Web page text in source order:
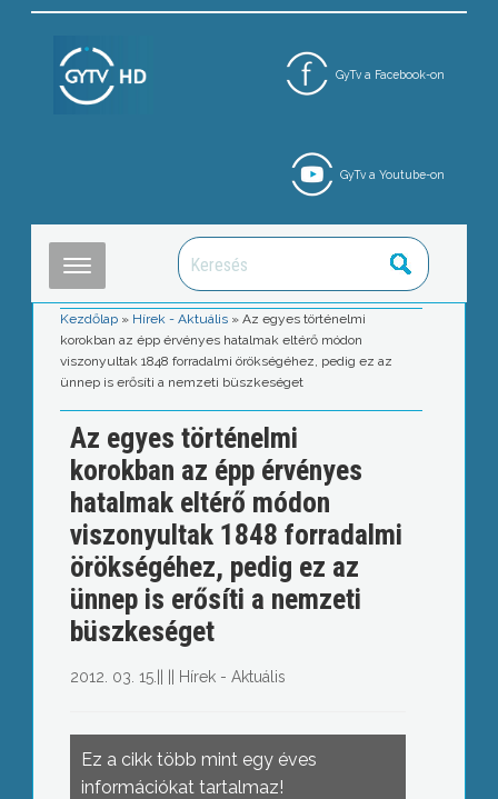
GyTv a Facebook-on
GyTv a Youtube-on
Kezdőlap » Hírek - Aktuális »Az egyes történelmi
korokban az épp érvényes hatalmak eltérő módon
viszonyultak 1848 forradalmi örökségéhez, pedig ez az
ünnep is erősíti a nemzeti büszkeséget
Az egyes történelmi
korokban az épp érvényes
hatalmak eltérő módon
viszonyultak 1848 forradalmi
örökségéhez, pedig ez az
ünnep is erősíti a nemzeti
büszkeséget
2012. 03. 15. Hírek - Aktuális
Ez a cikk több mint egy éves
információkat tartalmaz!